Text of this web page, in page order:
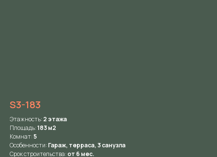
S3-183
Этажность:2 этажа
Площадь:183 м2
Комнат:5
Особенности:Гараж, терраса, 3 санузла
Срок строительства:от 6 мес.